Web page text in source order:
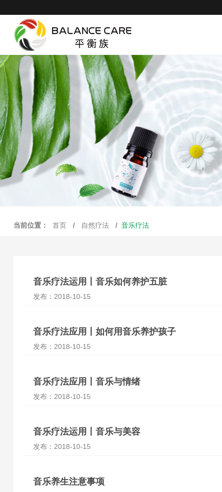
当前位置： 首页 / 自然疗法 / 音乐疗法
音乐疗法运用丨音乐如何养护五脏
发布：2018-10-15
音乐疗法应用丨如何用音乐养护孩子
发布：2018-10-15
音乐疗法应用丨音乐与情绪
发布：2018-10-15
音乐疗法运用丨音乐与美容
发布：2018-10-15
音乐养生注意事项